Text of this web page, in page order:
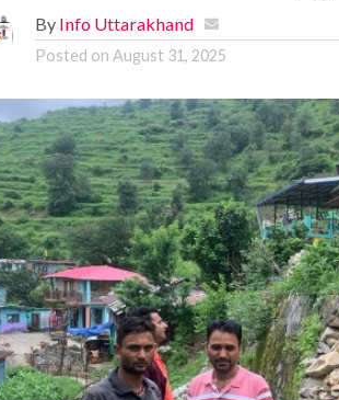
By Info Uttarakhand
Posted on August 31, 2025